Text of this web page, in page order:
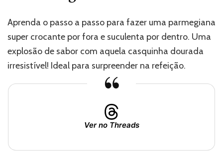
Aprenda o passo a passo para fazer uma parmegiana
super crocante por fora e suculenta por dentro. Uma
explosão de sabor com aquela casquinha dourada
irresistível! Ideal para surpreender na refeição.
Ver no Threads